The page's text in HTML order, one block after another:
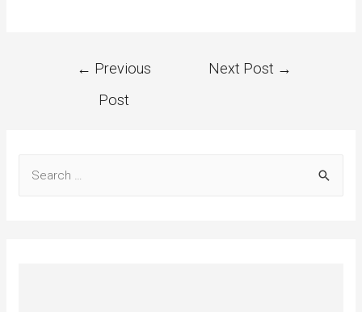
← Previous
Post
Next Post →